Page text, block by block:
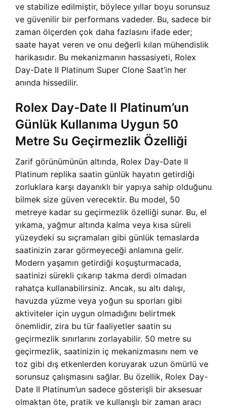
ve stabilize edilmiştir, böylece yıllar boyu sorunsuz
ve güvenilir bir performans vadeder. Bu, sadece bir
zaman ölçerden çok daha fazlasını ifade eder;
saate hayat veren ve onu değerli kılan mühendislik
harikasıdır. Bu mekanizmanın hassasiyeti, Rolex
Day-Date II Platinum Super Clone Saat’in her
anında hissedilir.
Rolex Day-Date II Platinum’un
Günlük Kullanıma Uygun 50
Metre Su Geçirmezlik Özelliği
Zarif görünümünün altında, Rolex Day-Date II
Platinum replika saatin günlük hayatın getirdiği
zorluklara karşı dayanıklı bir yapıya sahip olduğunu
bilmek size güven verecektir. Bu model, 50
metreye kadar su geçirmezlik özelliği sunar. Bu, el
yıkama, yağmur altında kalma veya kısa süreli
yüzeydeki su sıçramaları gibi günlük temaslarda
saatinizin zarar görmeyeceği anlamına gelir.
Modern yaşamın getirdiği koşuşturmacada,
saatinizi sürekli çıkarıp takma derdi olmadan
rahatça kullanabilirsiniz. Ancak, su altı dalışı,
havuzda yüzme veya yoğun su sporları gibi
aktiviteler için uygun olmadığını belirtmek
önemlidir, zira bu tür faaliyetler saatin su
geçirmezlik sınırlarını zorlayabilir. 50 metre su
geçirmezlik, saatinizin iç mekanizmasını nem ve
toz gibi dış etkenlerden koruyarak uzun ömürlü ve
sorunsuz çalışmasını sağlar. Bu özellik, Rolex Day-
Date II Platinum’un sadece gösterişli bir aksesuar
olmaktan öte, pratik ve kullanışlı bir zaman aracı